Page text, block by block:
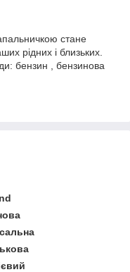
стане
рідних і близьких.
бензин , бензинова